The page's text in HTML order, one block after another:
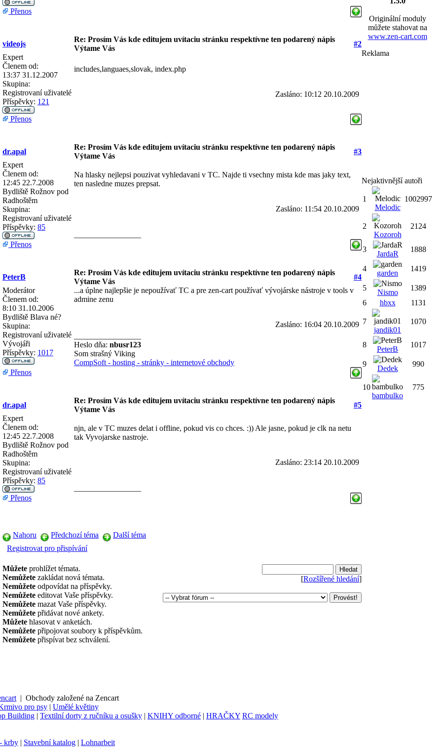
Přenos
videojs
Re: Prosím Vás kde editujem uvítaciu stránku respektívne ten podarený nápis
Výtame Vás
#2
Expert
Členem od:
13:37 31.12.2007
Skupina:
Registrovaní uživatelé
Příspěvky: 121
includes,languaes,slovak, index.php
Zasláno: 10:12 20.10.2009
Přenos
dr.apal
Re: Prosím Vás kde editujem uvítaciu stránku respektívne ten podarený nápis
Výtame Vás
#3
Expert
Členem od:
12:45 22.7.2008
Bydliště Rožnov pod
Radhoštěm
Skupina:
Registrovaní uživatelé
Příspěvky: 85
Na hlasky nejlepsi pouzivat vyhledavani v TC. Najde ti vsechny mista kde mas jaky text,
ten nasledne muzes prepsat.
Zasláno: 11:54 20.10.2009
Přenos
PeterB
Re: Prosím Vás kde editujem uvítaciu stránku respektívne ten podarený nápis
Výtame Vás
#4
Moderátor
Členem od:
8:10 31.10.2006
Bydliště Blava né?
Skupina:
Registrovaní uživatelé
Vývojáři
Příspěvky: 1017
...a úplne najlepšie je nepoužívať TC a pre zen-cart používať vývojárske nástroje v tools v
admine zenu
Zasláno: 16:04 20.10.2009
Heslo dňa: nbusr123
Som strašný Viking
CompSoft - hosting - stránky - internetové obchody
Přenos
dr.apal
Re: Prosím Vás kde editujem uvítaciu stránku respektívne ten podarený nápis
Výtame Vás
#5
Expert
Členem od:
12:45 22.7.2008
Bydliště Rožnov pod
Radhoštěm
Skupina:
Registrovaní uživatelé
Příspěvky: 85
njn, ale v TC muzes delat i offline, pokud vis co chces. :)) Ale jasne, pokud je clk na netu
tak Vyvojarske nastroje.
Zasláno: 23:14 20.10.2009
Přenos
Nahoru Předchozí téma
Další téma
Registrovat pro přispívání
Můžete prohlížet témata.
Nemůžete zakládat nová témata.
Nemůžete odpovídat na příspěvky.
Nemůžete editovat Vaše příspěvky.
Nemůžete mazat Vaše příspěvky.
Nemůžete přidávat nové ankety.
Můžete hlasovat v anketách.
Nemůžete připojovat soubory k příspěvkům.
Nemůžete přispívat bez schválení.
[Rozšířené hledání]
Originální moduly
můžete stahovat na
www.zen-cart.com
Reklama
Nejaktivnější autoři
1
Melodic
1002997
2
Kozoroh
2124
3
JardaR
1888
4
garden
1419
5
Nismo
1389
6
hbxx 1131
7
jandik01
1070
8
PeterB
1017
9
Dedek
990
10
bambulko
775
| Obchody založené na Zencart
pro psy | Umělé květiny
Building | Textilní dorty z ručníku a osušky | KNIHY odborné | HRAČKY RC modely
krby | Stavební katalog | Lohnarbeit